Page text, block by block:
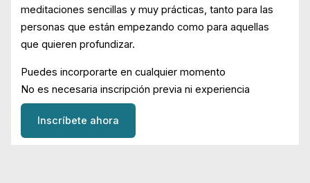
meditaciones sencillas y muy prácticas, tanto para las
personas que están empezando como para aquellas
que quieren profundizar.
Puedes incorporarte en cualquier momento
No es necesaria inscripción previa ni experiencia
Inscríbete ahora